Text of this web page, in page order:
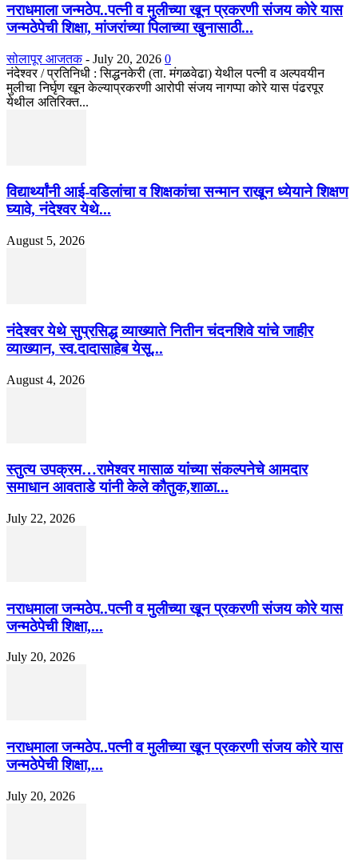
नराधमाला जन्मठेप..पत्नी व मुलीच्या खून प्रकरणी संजय कोरे यास
जन्मठेपेची शिक्षा, मांजरांच्या पिलाच्या खुनासाठी...
सोलापूर आजतक - July 20, 2026 0
नंदेश्वर / प्रतिनिधी : सिद्धनकेरी (ता. मंगळवेढा) येथील पत्नी व अल्पवयीन
मुलीचा निर्घृण खून केल्याप्रकरणी आरोपी संजय नागप्पा कोरे यास पंढरपूर
येथील अतिरिक्त...
विद्यार्थ्यांनी आई-वडिलांचा व शिक्षकांचा सन्मान राखून ध्येयाने शिक्षण
घ्यावे, नंदेश्वर येथे...
August 5, 2026
नंदेश्वर येथे सुप्रसिद्ध व्याख्याते नितीन चंदनशिवे यांचे जाहीर
व्याख्यान, स्व.दादासाहेब येसू...
August 4, 2026
स्तुत्य उपक्रम…रामेश्वर मासाळ यांच्या संकल्पनेचे आमदार
समाधान आवताडे यांनी केले कौतुक,शाळा...
July 22, 2026
नराधमाला जन्मठेप..पत्नी व मुलीच्या खून प्रकरणी संजय कोरे यास
जन्मठेपेची शिक्षा,...
July 20, 2026
नराधमाला जन्मठेप..पत्नी व मुलीच्या खून प्रकरणी संजय कोरे यास
जन्मठेपेची शिक्षा,...
July 20, 2026